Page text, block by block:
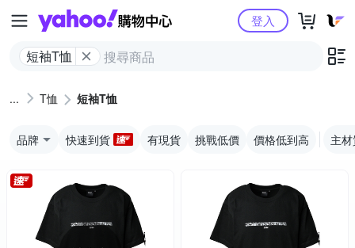
Yahoo購物中心
短袖T恤
登入
T恤 短袖T恤
品牌 快速到貨 有現貨 挑戰低價 價格低到高 主